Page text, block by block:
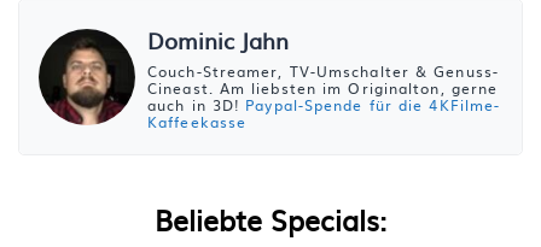
Dominic Jahn
Couch-Streamer, TV-Umschalter & Genuss-
Cineast. Am liebsten im Originalton, gerne
auch in 3D! Paypal-Spende für die 4KFilme-
Kaffeekasse
Beliebte Specials: